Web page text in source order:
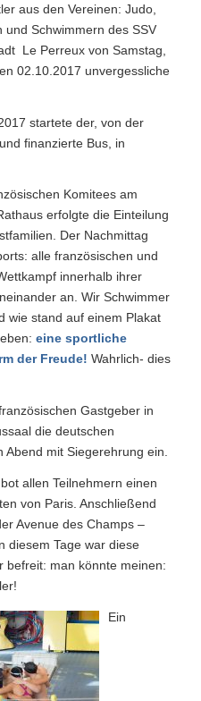
aus den Vereinen: Judo,
und Schwimmern des SSV
Le Perreux von Samstag,
02.10.2017 unvergessliche
startete der, von der
finanzierte Bus, in
Komitees am
erfolgte die Einteilung
Der Nachmittag
alle französischen und
innerhalb ihrer
an. Wir Schwimmer
wie stand auf einem Plakat
eine sportliche
der Freude! Wahrlich- dies
Gastgeber in
die deutschen
Abend mit Siegerehrung ein.
allen Teilnehmern einen
von Paris. Anschließend
Avenue des Champs –
diesem Tage war diese
befreit: man könnte meinen:
Ein